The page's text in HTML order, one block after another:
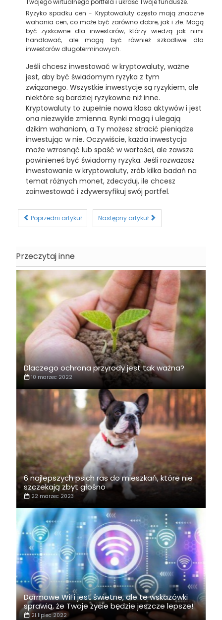
Twojego wirtualnego portfela i ukraść Twoje fundusze.
Ryzyko spadku cen - Kryptowaluty często mają znaczne
wahania cen, co może być zarówno dobre, jak i złe. Mogą
być zyskowne dla inwestorów, którzy wiedzą jak nimi
handlować, ale mogą być również szkodliwe dla
inwestorów długoterminowych.
Jeśli chcesz inwestować w kryptowaluty, ważne
jest, aby być świadomym ryzyka z tym
związanego. Wszystkie inwestycje są ryzykiem, ale
niektóre są bardziej ryzykowne niż inne.
Kryptowaluty to zupełnie nowa klasa aktywów i jest
ona niezwykle zmienna. Rynki mogą i ulegają
dzikim wahaniom, a Ty możesz stracić pieniądze
inwestując w nie. Oczywiście, każda inwestycja
może wzrosnąć lub spaść w wartości, ale zawsze
powinieneś być świadomy ryzyka. Jeśli rozważasz
inwestowanie w kryptowaluty, zrób kilka badań na
temat różnych monet, zdecyduj, ile chcesz
zainwestować i zdywersyfikuj swój portfel.
Poprzedni artykuł Następny artykuł
Przeczytaj inne
Dlaczego ochrona przyrody jest tak ważna?
10 marzec 2022
6 najlepszych psich ras do mieszkań, które nie
szczekają zbyt głośno
22 marzec 2023
Darmowe WiFi jest świetne, ale te wskazówki
sprawią, że Twoje życie będzie jeszcze lepsze!
21 lipiec 2022